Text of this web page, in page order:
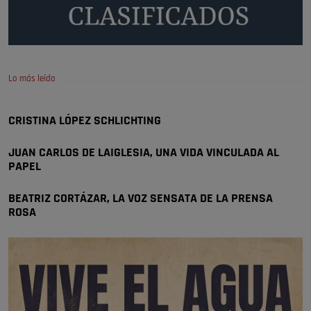
A ver si llega alguno que de verdad le importe la seguridad de Pozuelo
Pozuelo de Alarcón
Lo más leído
CRISTINA LÓPEZ SCHLICHTING
JUAN CARLOS DE LAIGLESIA, UNA VIDA VINCULADA AL
PAPEL
BEATRIZ CORTÁZAR, LA VOZ SENSATA DE LA PRENSA
ROSA